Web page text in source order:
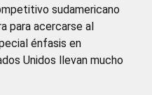
sudamericano
para acercarse al
énfasis en
Unidos llevan mucho